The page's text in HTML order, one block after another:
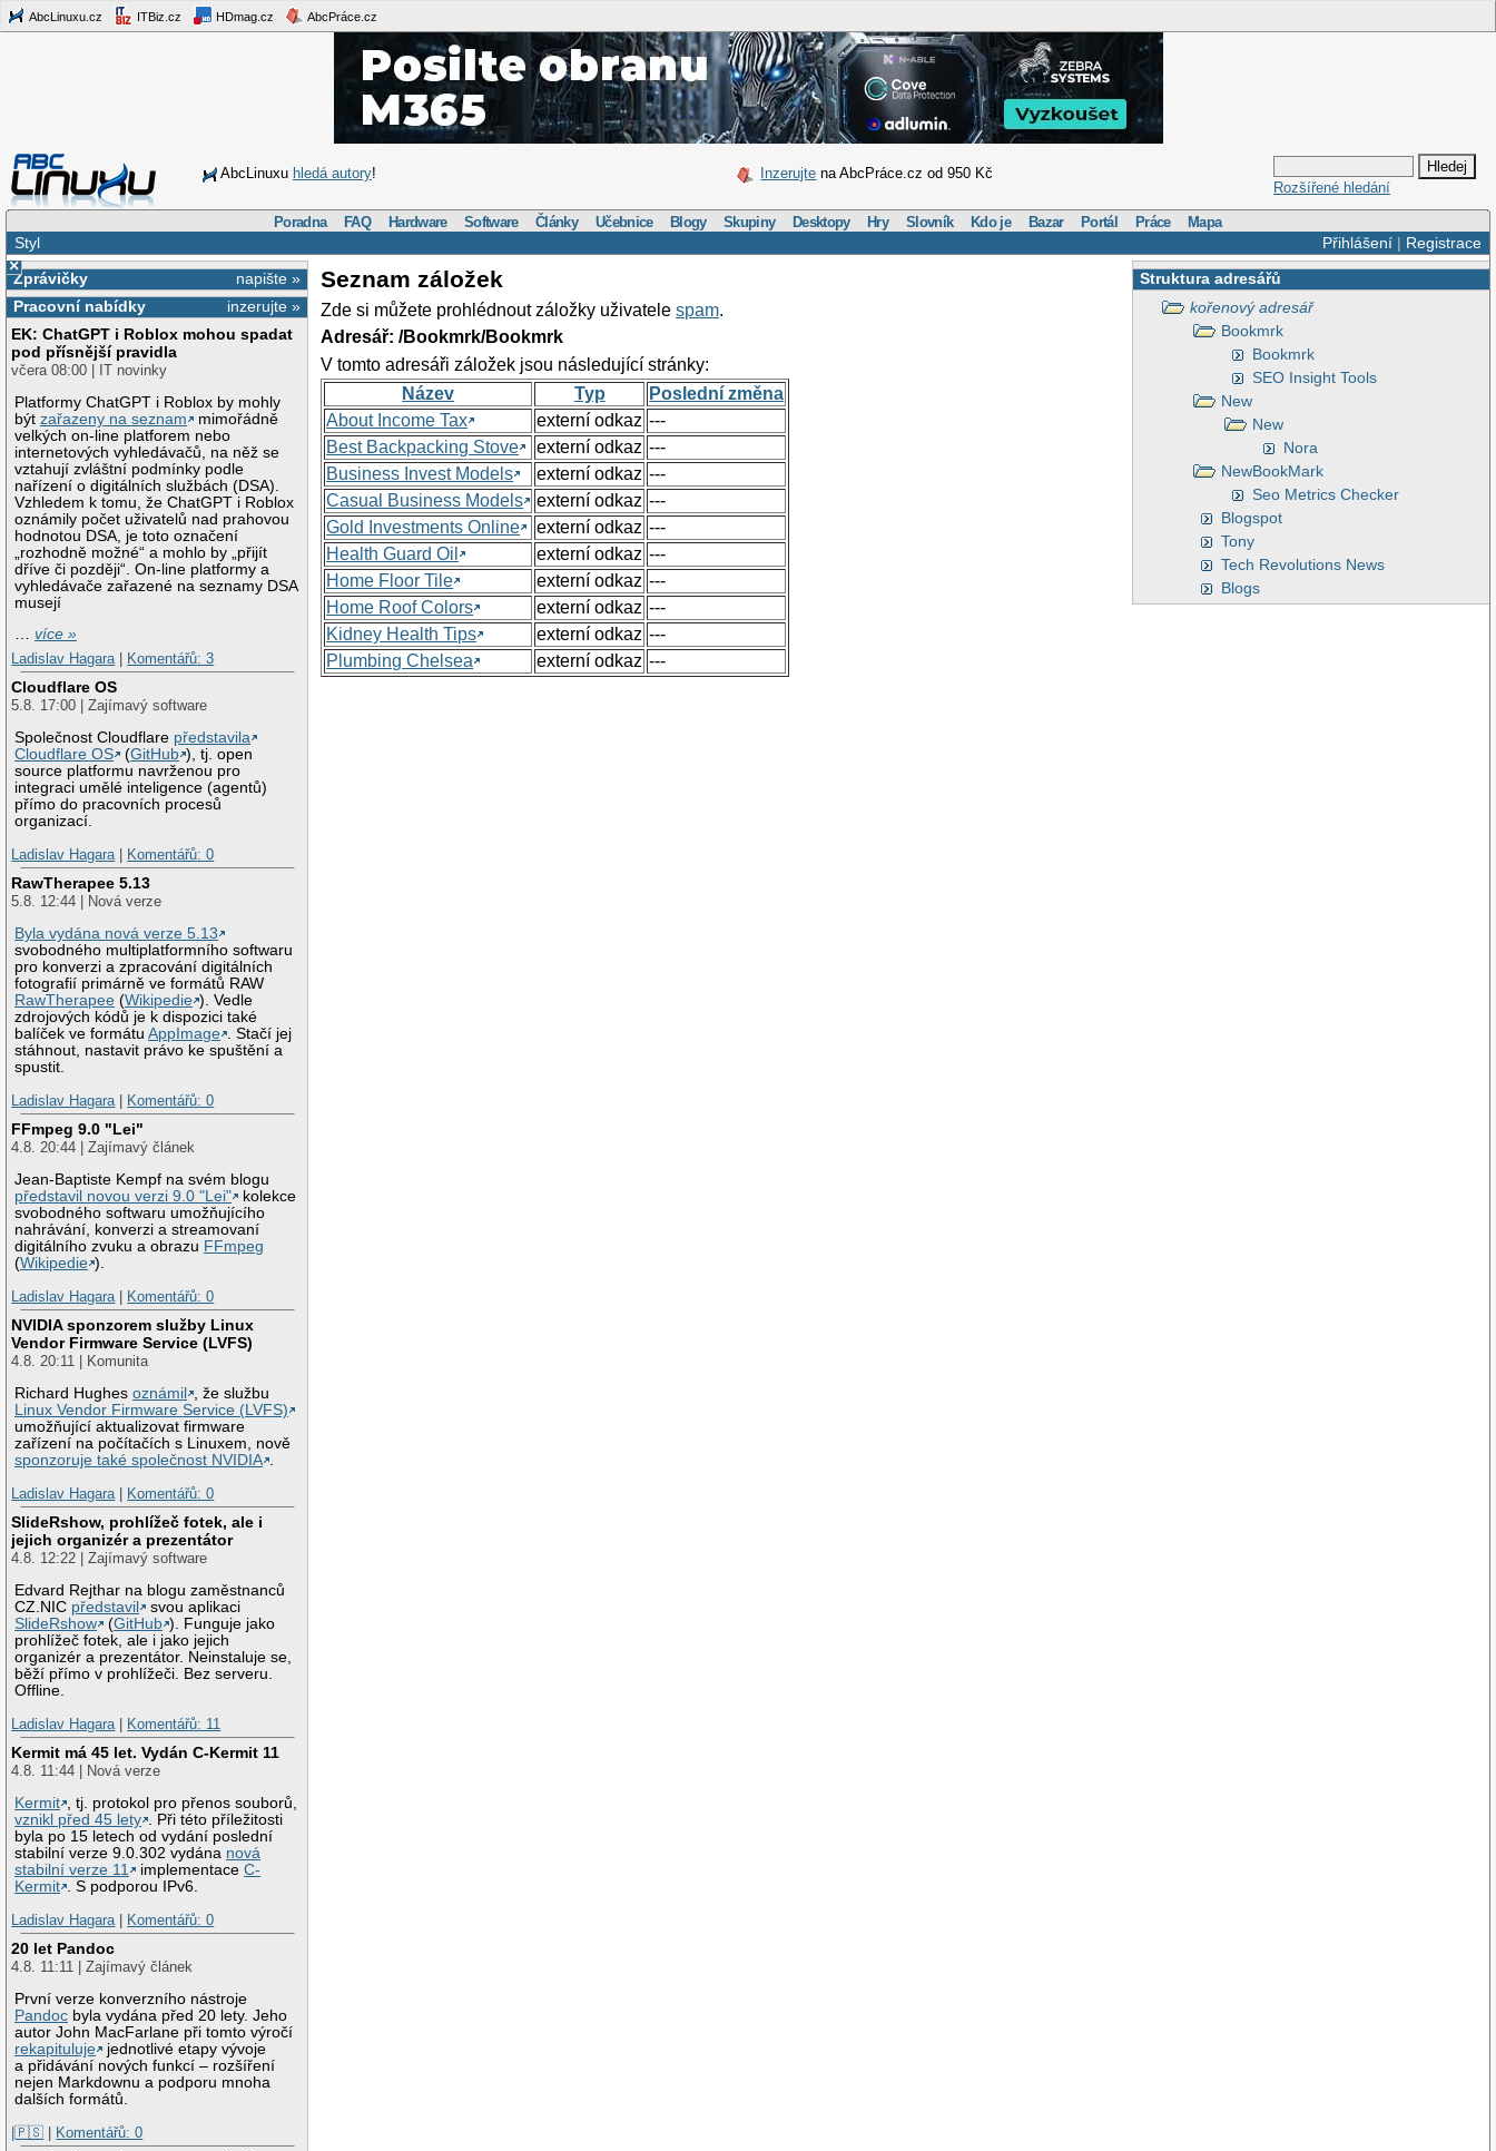
AbcLinuxu.cz ITBiz.cz HDmag.cz AbcPráce.cz
AbcLinuxu hledá autory! Inzerujte na AbcPráce.cz od 950 Kč
Rozšířené hledání
Poradna FAQ Hardware Software Články Učebnice Blogy Skupiny Desktopy Hry Slovník Kdo je Bazar Portál Práce Mapa
Přihlášení| Registrace
Styl
×
napište »
Zprávičky
inzerujte »
Pracovní nabídky
EK: ChatGPT i Roblox mohou spadat
pod přísnější pravidla
včera 08:00 | IT novinky
Platformy ChatGPT i Roblox by mohly
býtzařazeny na seznam
mimořádně
velkých on-line platforem nebo
internetových vyhledávačů, na něž se
vztahují zvláštní podmínky podle
nařízení o digitálních službách (DSA).
Vzhledem k tomu, že ChatGPT i Roblox
oznámily počet uživatelů nad prahovou
hodnotou DSA, je toto označení
„rozhodně možné“ a mohlo by „přijít
dříve či později“. On-line platformy a
vyhledávače zařazené na seznamy DSA
musejí
…více »
Ladislav Hagara
Komentářů: 3
Cloudflare OS
5.8. 17:00 | Zajímavý software
Společnost Cloudflare představila
Cloudflare OS
(GitHub ), tj. open
source platformu navrženou pro
integraci umělé inteligence (agentů)
přímo do pracovních procesů
organizací.
Ladislav Hagara
Komentářů: 0
RawTherapee 5.13
5.8. 12:44 | Nová verze
Byla vydána nová verze 5.13
svobodného multiplatformního softwaru
pro konverzi a zpracování digitálních
fotografií primárně ve formátů RAW
RawTherapee (Wikipedie ). Vedle
zdrojových kódů je k dispozici také
balíček ve formátuAppImage . Stačí jej
stáhnout, nastavit právo ke spuštění a
spustit.
Ladislav Hagara
Komentářů: 0
FFmpeg 9.0 "Lei"
4.8. 20:44 | Zajímavý článek
Jean-Baptiste Kempf na svém blogu
představil novou verzi 9.0 "Lei"
kolekce
svobodného softwaru umožňujícího
nahrávání, konverzi a streamovaní
digitálního zvuku a obrazu FFmpeg
(Wikipedie ).
Ladislav Hagara
Komentářů: 0
NVIDIA sponzorem služby Linux
Vendor Firmware Service (LVFS)
4.8. 20:11 | Komunita
Richard Hughesoznámil
, že službu
Linux Vendor Firmware Service (LVFS)
umožňující aktualizovat firmware
zařízení na počítačích s Linuxem, nově
sponzoruje také společnost NVIDIA .
Ladislav Hagara | Komentářů: 0
SlideRshow, prohlížeč fotek, ale i
jejich organizér a prezentátor
4.8. 12:22 | Zajímavý software
Edvard Rejthar na blogu zaměstnanců
CZ.NIC představil
svou aplikaci
SlideRshow
(GitHub ). Funguje jako
prohlížeč fotek, ale i jako jejich
organizér a prezentátor. Neinstaluje se,
běží přímo v prohlížeči. Bez serveru.
Offline.
Ladislav Hagara | Komentářů: 11
Kermit má 45 let. Vydán C-Kermit 11
4.8. 11:44 | Nová verze
Kermit , tj. protokol pro přenos souborů,
vznikl před 45 lety . Při této příležitosti
byla po 15 letech od vydání poslední
stabilní verze 9.0.302 vydána nová
stabilní verze 11
implementaceC-
Kermit . S podporou IPv6.
Ladislav Hagara | Komentářů: 0
20 let Pandoc
4.8. 11:11 | Zajímavý článek
První verze konverzního nástroje
Pandoc byla vydána před 20 lety. Jeho
autor John MacFarlane při tomto výročí
rekapituluje
jednotlivé etapy vývoje
a přidávání nových funkcí – rozšíření
nejen Markdownu a podporu mnoha
dalších formátů.
|🇵🇸 | Komentářů: 0
Struktura adresářů
kořenový adresář
Bookmrk
Bookmrk
SEO Insight Tools
New
New
Nora
NewBookMark
Seo Metrics Checker
Blogspot
Tony
Tech Revolutions News
Blogs
Seznam záložek
Zde si můžete prohlédnout záložky uživatelespam.
Adresář: /Bookmrk/Bookmrk
V tomto adresáři záložek jsou následující stránky:
Název
Typ
Poslední změna
About Income Tax
externí odkaz ---
Best Backpacking Stove
externí odkaz ---
Business Invest Models
externí odkaz ---
Casual Business Models
externí odkaz ---
Gold Investments Online
externí odkaz ---
Health Guard Oil
externí odkaz ---
Home Floor Tile
externí odkaz ---
Home Roof Colors
externí odkaz ---
Kidney Health Tips
externí odkaz ---
Plumbing Chelsea
externí odkaz ---